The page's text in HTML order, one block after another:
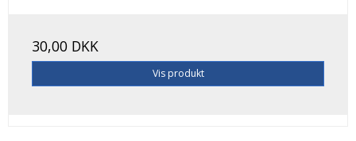
30,00 DKK
Vis produkt